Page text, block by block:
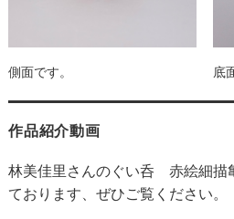
側面です。 底
作品紹介動画
林美佳里さんのぐい呑 赤絵細描
ております、ぜひご覧ください。